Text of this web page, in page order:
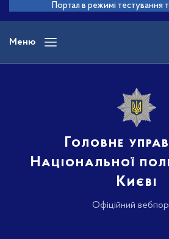
основного
вмісту
Портал в режимі тестування
Меню
Головне
Національної
Києві
Офіційний